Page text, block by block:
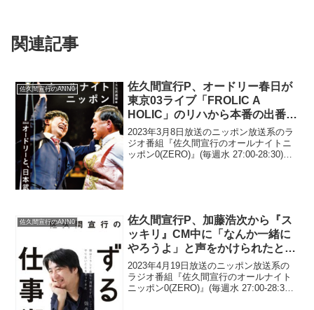
関連記事
佐久間宣行のANN0
佐久間宣行P、オードリー春日が
東京03ライブ「FROLIC A
HOLIC」のリハから本番の出番ま
で5時間の待ち時間にやっていた
ことに驚き
2023年3月8日放送のニッポン放送系のラ
ジオ番組『佐久間宣行のオールナイトニ
ッポン0(ZERO)』(毎週水 27:00-28:30)に
佐久間宣行のANN0
佐久間宣行P、加藤浩次から『ス
ッキリ』CM中に「なんか一緒に
やろうよ」と声をかけられたと告
白
2023年4月19日放送のニッポン放送系の
ラジオ番組『佐久間宣行のオールナイト
ニッポン0(ZERO)』(毎週水 27:00-28:30)